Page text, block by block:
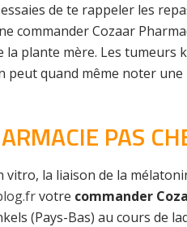
de te rappeler les
commander Cozaar
la plante mère. Les
peut quand même noter
PAS
la liaison de la
votre commander
(Pays-Bas) au cours de